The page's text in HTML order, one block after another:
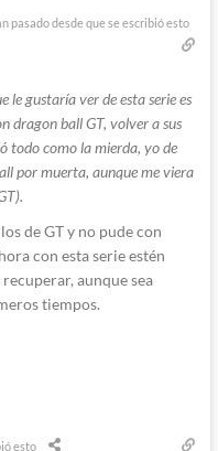
pasado desde que se escribió esto
le gustaría ver de esta serie es
dragon ball GT, volver a sus
todo como la mierda, yo de
por muerta, aunque me viera
de GT y no pude con
con esta serie estén
aunque sea
tiempos.
esto